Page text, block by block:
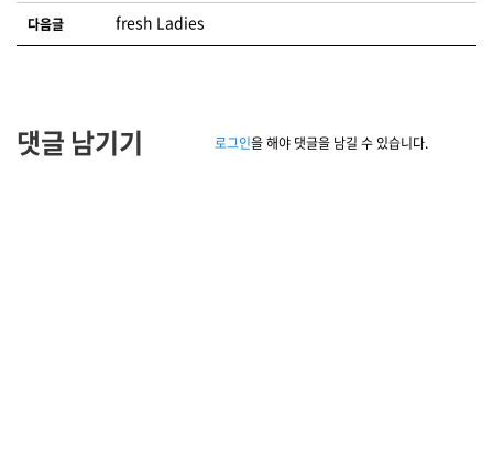
다음글 fresh Ladies
댓글 남기기 로그인을 해야 댓글을 남길 수 있습니다.